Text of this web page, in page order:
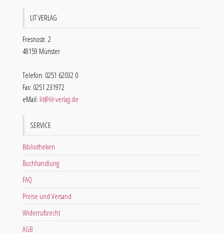
LIT VERLAG
Fresnostr. 2
48159 Münster
Telefon: 0251 62032 0
Fax: 0251 231972
eMail: lit@lit-verlag.de
SERVICE
Bibliotheken
Buchhandlung
FAQ
Preise und Versand
Widerrufsrecht
AGB